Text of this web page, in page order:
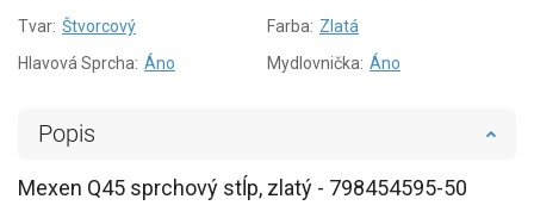
Tvar: Štvorcový Farba: Zlatá
Hlavová Sprcha: Áno Mydlovnička: Áno
Popis
Mexen Q45 sprchový stĺp, zlatý - 798454595-50